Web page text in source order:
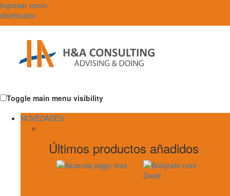
Ingresar como
distribuidor
Toggle main menu visibility
NOVEDADES
Últimos productos añadidos